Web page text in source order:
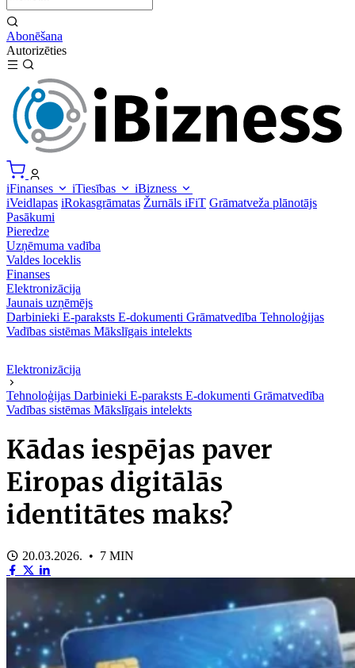
Abonēšana
Autorizēties
iFinanses iTiesības
iBizness
iVeidlapas iRokasgrāmatas Žurnāls iFiT Grāmatveža plānotājs
Pasākumi
Pieredze
Uzņēmuma vadība
Valdes loceklis
Finanses
Elektronizācija
Jaunais uzņēmējs
Darbinieki E-paraksts E-dokumenti Grāmatvedība Tehnoloģijas
Vadības sistēmas Mākslīgais intelekts
Elektronizācija
Tehnoloģijas Darbinieki E-paraksts E-dokumenti Grāmatvedība
Vadības sistēmas Mākslīgais intelekts
Kādas iespējas paver
Eiropas digitālās
identitātes maks?
20.03.2026. • 7 MIN